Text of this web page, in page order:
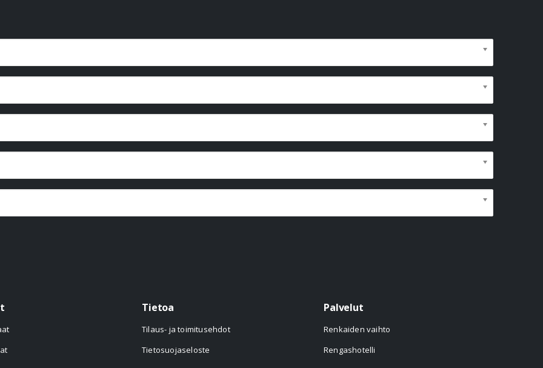
Tietoa
Tilaus- ja toimitusehdot
Tietosuojaseloste
Palvelut
Renkaiden vaihto
Rengashotelli